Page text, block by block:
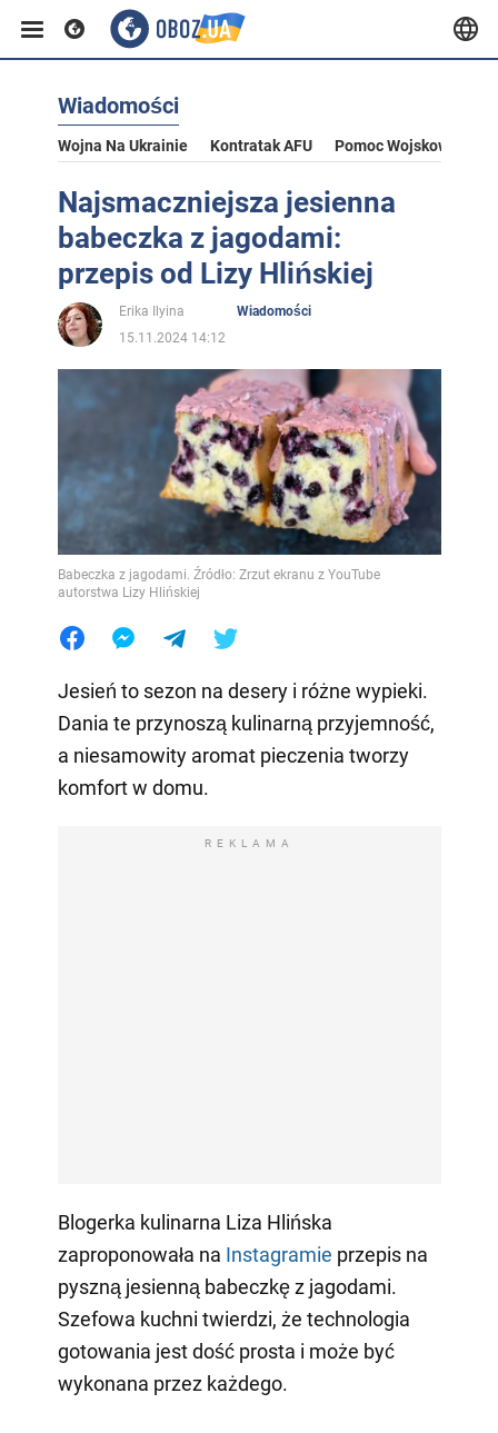
Wiadomości
Wojna Na Ukrainie Kontratak AFU Pomoc Wojskowa Dla
Najsmaczniejsza jesienna
babeczka z jagodami:
przepis od Lizy Hlińskiej
Erika Ilyina
Wiadomości
15.11.2024 14:12
Babeczka z jagodami. Źródło: Zrzut ekranu z YouTube
autorstwa Lizy Hlińskiej
Jesień to sezon na desery i różne wypieki.
Dania te przynoszą kulinarną przyjemność,
a niesamowity aromat pieczenia tworzy
komfort w domu.
REKLAMA
Blogerka kulinarna Liza Hlińska
zaproponowała na Instagramie przepis na
pyszną jesienną babeczkę z jagodami.
Szefowa kuchni twierdzi, że technologia
gotowania jest dość prosta i może być
wykonana przez każdego.